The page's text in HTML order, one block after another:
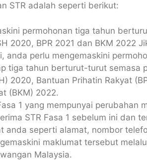
STR adalah seperti berikut:
permohonan tiga tahun
2020, BPR 2021 dan BKM 2022
anda perlu mengemaskini
tiga tahun berturut-turut semasa
2020, Bantuan Prihatin Rakyat
(BKM) 2022.
1 yang mempunyai perubahan
STR Fasa 1 sebelum ini dan
anda seperti alamat, nombor
maklumat tersebut
Malaysia.